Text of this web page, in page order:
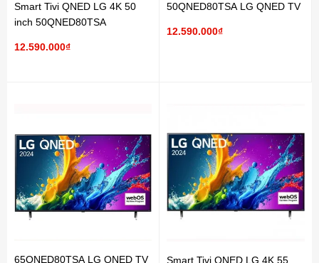
Smart Tivi QNED LG 4K 50
inch 50QNED80TSA
12.590.000₫
50QNED80TSA LG QNED TV
12.590.000₫
65QNED80TSA LG QNED TV Smart Tivi QNED LG 4K 55